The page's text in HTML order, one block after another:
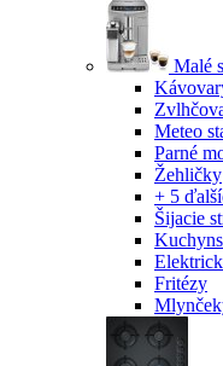
Malé
Meteo
Parné
Žehličky
+ 5
Šijacie
Fritézy